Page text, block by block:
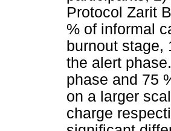
Protocol Zarit
% of informal
burnout stage,
the alert
phase and 75
on a larger
charge